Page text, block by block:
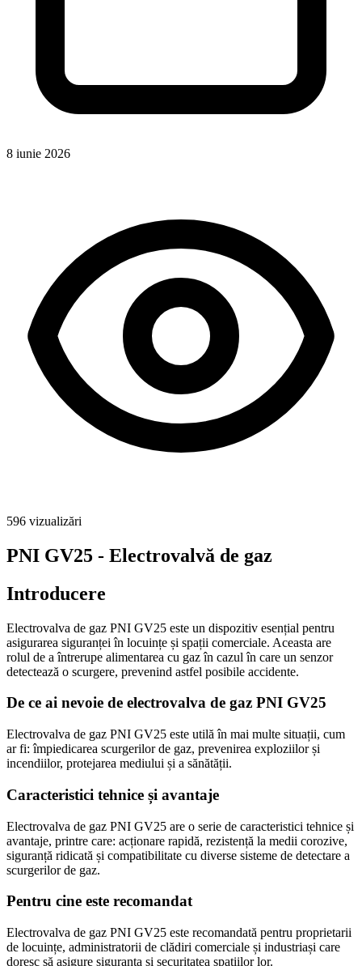
8 iunie 2026
596 vizualizări
PNI GV25 - Electrovalvă de gaz
Introducere
Electrovalva de gaz PNI GV25 este un dispozitiv esențial pentru
asigurarea siguranței în locuințe și spații comerciale. Aceasta are
rolul de a întrerupe alimentarea cu gaz în cazul în care un senzor
detectează o scurgere, prevenind astfel posibile accidente.
De ce ai nevoie de electrovalva de gaz PNI GV25
Electrovalva de gaz PNI GV25 este utilă în mai multe situații, cum
ar fi: împiedicarea scurgerilor de gaz, prevenirea exploziilor și
incendiilor, protejarea mediului și a sănătății.
Caracteristici tehnice și avantaje
Electrovalva de gaz PNI GV25 are o serie de caracteristici tehnice și
avantaje, printre care: acționare rapidă, rezistență la medii corozive,
siguranță ridicată și compatibilitate cu diverse sisteme de detectare a
scurgerilor de gaz.
Pentru cine este recomandat
Electrovalva de gaz PNI GV25 este recomandată pentru proprietarii
de locuințe, administratorii de clădiri comerciale și industriași care
doresc să asigure siguranța și securitatea spațiilor lor.